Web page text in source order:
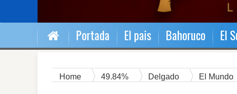
Portada El pais Bahoruco El
Home 49.84% Delgado El Mundo